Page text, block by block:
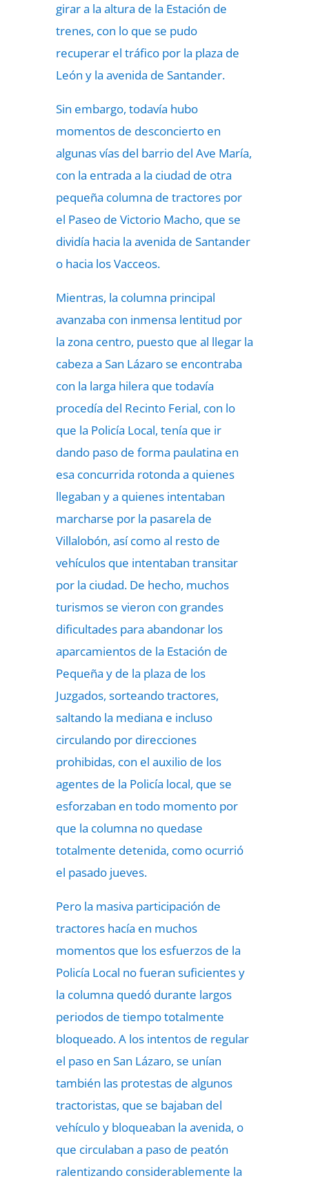
girar a la altura de la Estación de
trenes, con lo que se pudo
recuperar el tráfico por la plaza de
León y la avenida de Santander.
Sin embargo, todavía hubo
momentos de desconcierto en
algunas vías del barrio del Ave María,
con la entrada a la ciudad de otra
pequeña columna de tractores por
el Paseo de Victorio Macho, que se
dividía hacia la avenida de Santander
o hacia los Vacceos.
Mientras, la columna principal
avanzaba con inmensa lentitud por
la zona centro, puesto que al llegar la
cabeza a San Lázaro se encontraba
con la larga hilera que todavía
procedía del Recinto Ferial, con lo
que la Policía Local, tenía que ir
dando paso de forma paulatina en
esa concurrida rotonda a quienes
llegaban y a quienes intentaban
marcharse por la pasarela de
Villalobón, así como al resto de
vehículos que intentaban transitar
por la ciudad. De hecho, muchos
turismos se vieron con grandes
dificultades para abandonar los
aparcamientos de la Estación de
Pequeña y de la plaza de los
Juzgados, sorteando tractores,
saltando la mediana e incluso
circulando por direcciones
prohibidas, con el auxilio de los
agentes de la Policía local, que se
esforzaban en todo momento por
que la columna no quedase
totalmente detenida, como ocurrió
el pasado jueves.
Pero la masiva participación de
tractores hacía en muchos
momentos que los esfuerzos de la
Policía Local no fueran suficientes y
la columna quedó durante largos
periodos de tiempo totalmente
bloqueado. A los intentos de regular
el paso en San Lázaro, se unían
también las protestas de algunos
tractoristas, que se bajaban del
vehículo y bloqueaban la avenida, o
que circulaban a paso de peatón
ralentizando considerablemente la